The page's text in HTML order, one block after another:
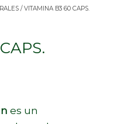
/ VITAMINA B3 60 CAPS.
es un